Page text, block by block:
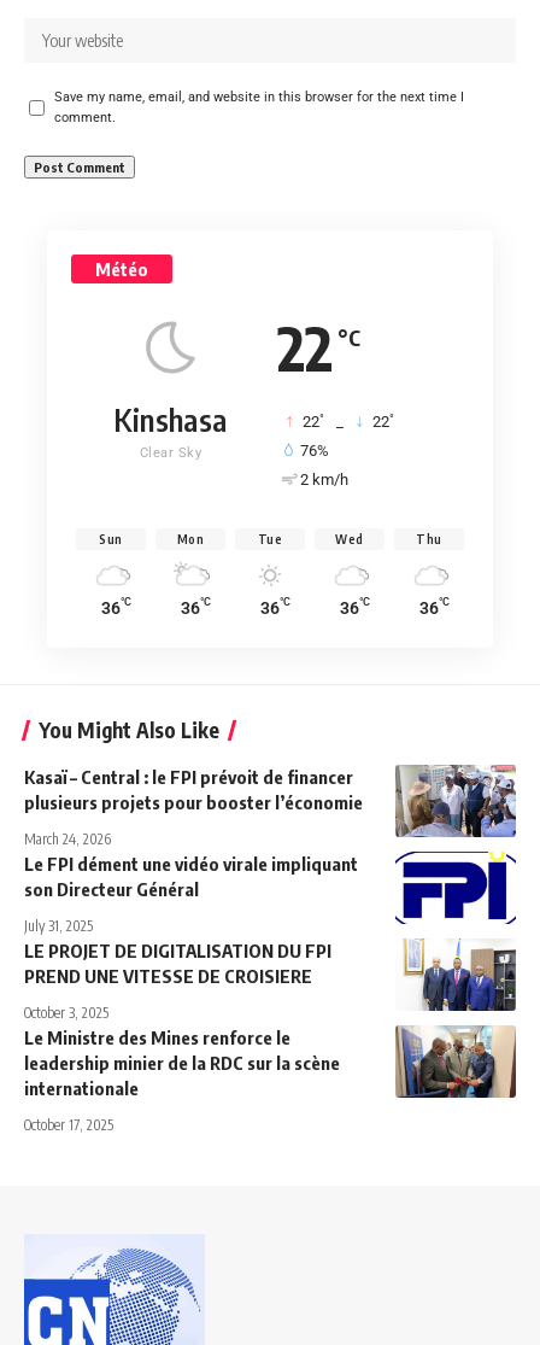
Save my name, email, and website in this browser for the next time I
comment.
Météo
22 °C
Kinshasa
Clear Sky
22° 22°
76%
2 km/h
Sun
36°C
Mon
36°C
Tue
36°C
Wed
36°C
Thu
36°C
You Might Also Like
Kasaï – Central : le FPI prévoit de financer
plusieurs projets pour booster l’économie
March 24, 2026
Le FPI dément une vidéo virale impliquant
son Directeur Général
July 31, 2025
LE PROJET DE DIGITALISATION DU FPI
PREND UNE VITESSE DE CROISIERE
October 3, 2025
Le Ministre des Mines renforce le
leadership minier de la RDC sur la scène
internationale
October 17, 2025